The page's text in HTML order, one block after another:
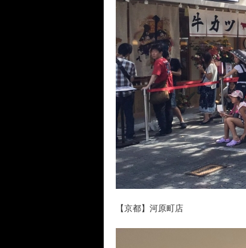
【京都】河原町店